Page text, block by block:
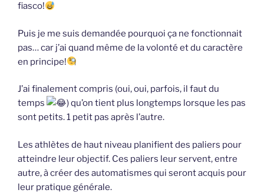
fiasco!
Puis je me suis demandée pourquoi ça ne fonctionnait
pas… car j’ai quand même de la volonté et du caractère
en principe!
J’ai finalement compris (oui, oui, parfois, il faut du
temps
) qu’on tient plus longtemps lorsque les pas
sont petits. 1 petit pas après l’autre.
Les athlètes de haut niveau planifient des paliers pour
atteindre leur objectif. Ces paliers leur servent, entre
autre, à créer des automatismes qui seront acquis pour
leur pratique générale.